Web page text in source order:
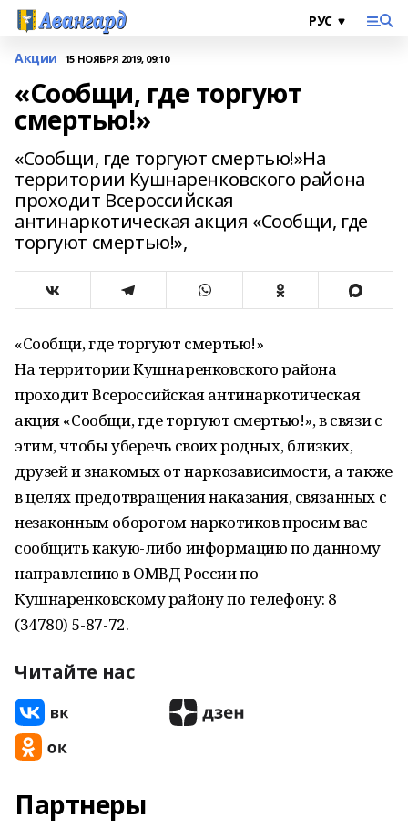
Акции 15 НОЯБРЯ 2019, 09:10
«Сообщи, где торгуют
смертью!»
«Сообщи, где торгуют смертью!»На
территории Кушнаренковского района
проходит Всероссийская
антинаркотическая акция «Сообщи, где
торгуют смертью!»,
«Сообщи, где торгуют смертью!»
На территории Кушнаренковского района
проходит Всероссийская антинаркотическая
акция «Сообщи, где торгуют смертью!», в связи с
этим, чтобы уберечь своих родных, близких,
друзей и знакомых от наркозависимости, а также
в целях предотвращения наказания, связанных с
незаконным оборотом наркотиков просим вас
сообщить какую-либо информацию по данному
направлению в ОМВД России по
Кушнаренковскому району по телефону: 8
(34780) 5-87-72.
Читайте нас
Партнеры